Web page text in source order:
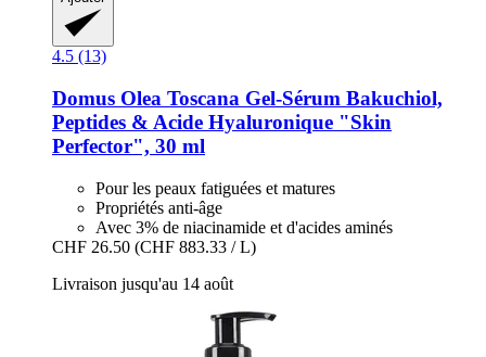
4.5 (13)
Domus Olea Toscana Gel-​Sérum Bakuchiol,
Peptides & Acide Hyaluronique "Skin
Perfector", 30 ml
Pour les peaux fatiguées et matures
Propriétés anti-âge
Avec 3% de niacinamide et d'acides aminés
CHF 26.50 (CHF 883.33 / L)
Livraison jusqu'au 14 août